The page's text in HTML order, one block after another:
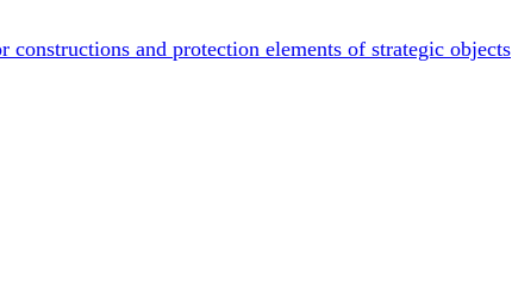
and protection elements of strategic objects